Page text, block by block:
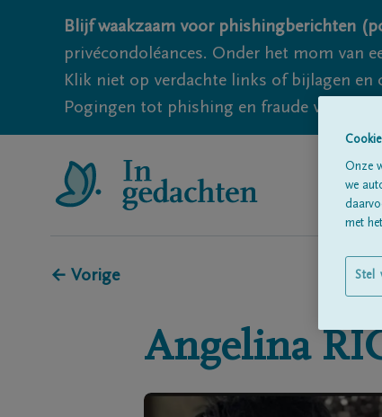
Blijf waakzaam voor phishingberichten
privécondoléances. Onder het mom van
Klik niet op verdachte links of bijlagen
Pogingen tot phishing en fraude vallen
← Vorige
Angelina
Onze
we
met
Stel